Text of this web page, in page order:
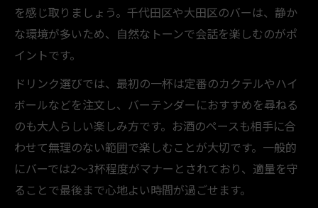
を感じ取りましょう。千代田区や大田区のバーは、静か
な環境が多いため、自然なトーンで会話を楽しむのがポ
イントです。
ドリンク選びでは、最初の一杯は定番のカクテルやハイ
ボールなどを注文し、バーテンダーにおすすめを尋ねる
のも大人らしい楽しみ方です。お酒のペースも相手に合
わせて無理のない範囲で楽しむことが大切です。一般的
にバーでは2～3杯程度がマナーとされており、適量を守
ることで最後まで心地よい時間が過ごせます。